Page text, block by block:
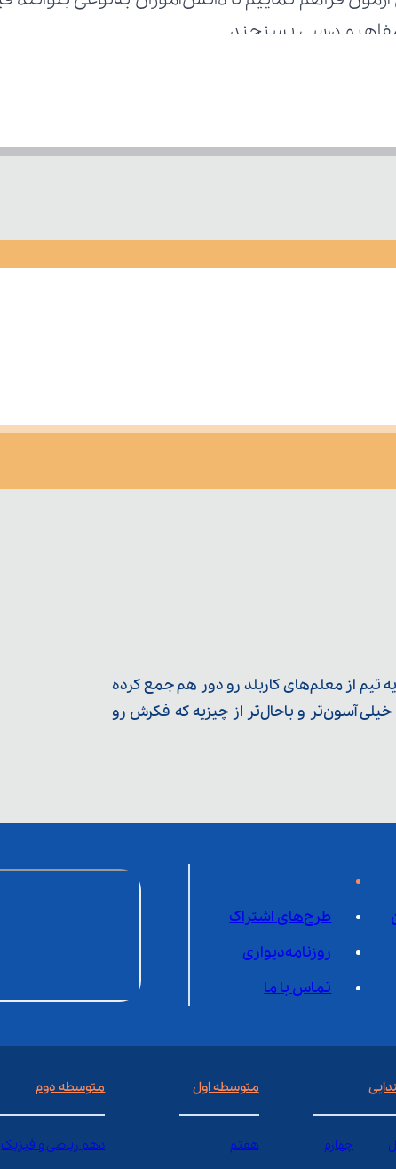
درسی بسنجند.
تیم از معلم‌‌های کاربلد رو دور هم جمع کرده
آسون‌تر و باحال‌تر از چیزیه که فکرش رو
طرح‌های اشتراک
روزنامه‌دیواری
تماس با ما
چهارم
متوسطه اول
هفتم
متوسطه دوم
دهم ریاضی و فیزیک